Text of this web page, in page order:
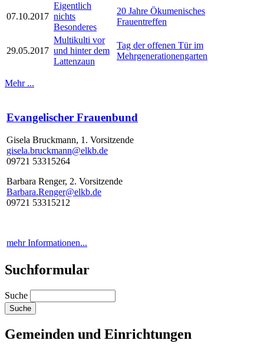
07.10.2017
Eigentlich
nichts
Besonderes
20 Jahre Ökumenisches
Frauentreffen
29.05.2017
Multikulti vor
und hinter dem
Lattenzaun
Tag der offenen Tür im
Mehrgenerationengarten
Mehr ...
Evangelischer Frauenbund
Gisela Bruckmann, 1. Vorsitzende
gisela.bruckmann@elkb.de
09721 53315264
Barbara Renger, 2. Vorsitzende
Barbara.Renger@elkb.de
09721 53315212
mehr Informationen...
Suchformular
Suche
Gemeinden und Einrichtungen